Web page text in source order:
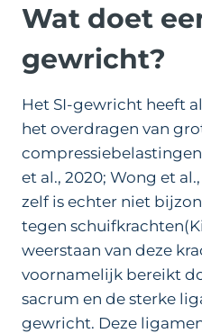
Wat doet
gewricht?
Het SI-gewricht heeft
het overdragen van
et al., 2020; Wong et
zelf is echter niet
tegen
weerstaan van deze
voornamelijk bereikt
sacrum en de sterke
gewricht. Deze